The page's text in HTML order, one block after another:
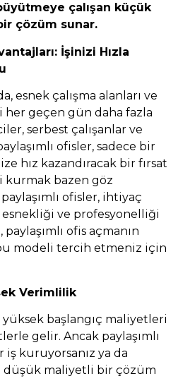
çalışan küçük
çözüm sunar.
İşinizi Hızla
esnek çalışma alanları ve
geçen gün daha fazla
serbest çalışanlar ve
ofisler, sadece bir
hız kazandıracak bir fırsat
kurmak bazen göz
ofisler, ihtiyaç
ve profesyonelliği
ofis açmanın
modeli tercih etmeniz için
Verimlilik
başlangıç maliyetleri
gelir. Ancak paylaşımlı
kuruyorsanız ya da
düşük maliyetli bir çözüm